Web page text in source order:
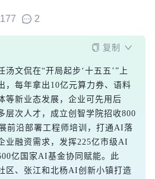
177 2
复制
汤文侃在“开局起步‘十五五’”上
，每年拿出10亿元算力券、语料
等新业态发展，企业可先用后
层次人才，成立创智学院招收800
前沿部署工程师培训，打通AI落
业融资需求，发挥225亿市级AI
亿国家AI基金协同赋能。此
区、张江和北杨AI创新小镇打造